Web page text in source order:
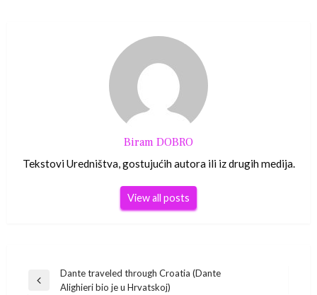
Biram DOBRO
Tekstovi Uredništva, gostujućih autora ili iz drugih medija.
View all posts
Navigacija
Previous
Dante traveled through Croatia (Dante
Alighieri bio je u Hrvatskoj)